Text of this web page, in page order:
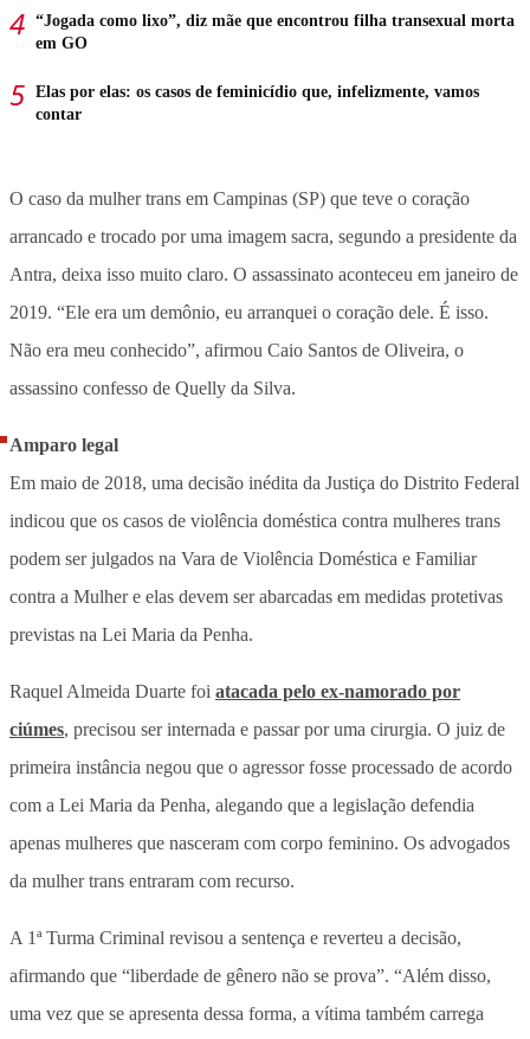
“Jogada como lixo”, diz mãe que encontrou filha transexual morta
em GO
Elas por elas: os casos de feminicídio que, infelizmente, vamos
contar
O caso da mulher trans em Campinas (SP) que teve o coração
arrancado e trocado por uma imagem sacra, segundo a presidente da
Antra, deixa isso muito claro. O assassinato aconteceu em janeiro de
2019. “Ele era um demônio, eu arranquei o coração dele. É isso.
Não era meu conhecido”, afirmou Caio Santos de Oliveira, o
assassino confesso de Quelly da Silva.
Amparo legal
Em maio de 2018, uma decisão inédita da Justiça do Distrito Federal
indicou que os casos de violência doméstica contra mulheres trans
podem ser julgados na Vara de Violência Doméstica e Familiar
contra a Mulher e elas devem ser abarcadas em medidas protetivas
previstas na Lei Maria da Penha.
Raquel Almeida Duarte foi atacada pelo ex-namorado por
ciúmes, precisou ser internada e passar por uma cirurgia. O juiz de
primeira instância negou que o agressor fosse processado de acordo
com a Lei Maria da Penha, alegando que a legislação defendia
apenas mulheres que nasceram com corpo feminino. Os advogados
da mulher trans entraram com recurso.
A 1ª Turma Criminal revisou a sentença e reverteu a decisão,
afirmando que “liberdade de gênero não se prova”. “Além disso,
uma vez que se apresenta dessa forma, a vítima também carrega